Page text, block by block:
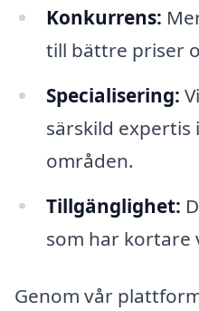
Konkurrens:
till bättre priser
Specialisering:
särskild expertis
områden.
Tillgänglighet:
som har kortare
Genom vår